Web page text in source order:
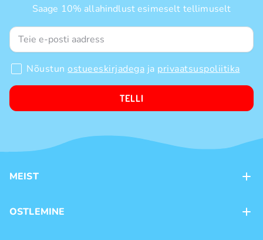
Saage 10% allahindlust esimeselt tellimuselt
Nõustun ostueeskirjadega ja privaatsuspoliitika
TELLI
MEIST
Kauplused
OSTLEMINE